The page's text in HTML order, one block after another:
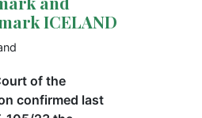
ICELAND
of the
confirmed last